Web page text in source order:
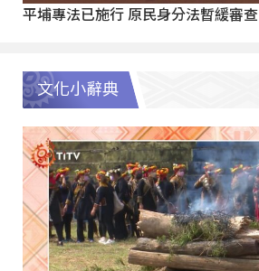
平埔專法已施行 原民身分法暫緩審查
文化小辭典